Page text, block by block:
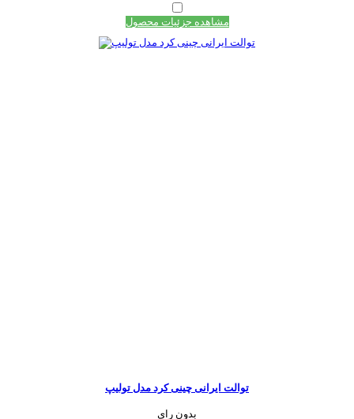
مشاهده جزئیات محصول
توالت ایرانی چینی کرد مدل تولیپ
بدون رای